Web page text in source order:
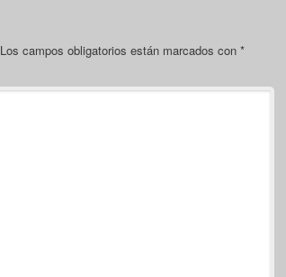
Los campos obligatorios están marcados con *